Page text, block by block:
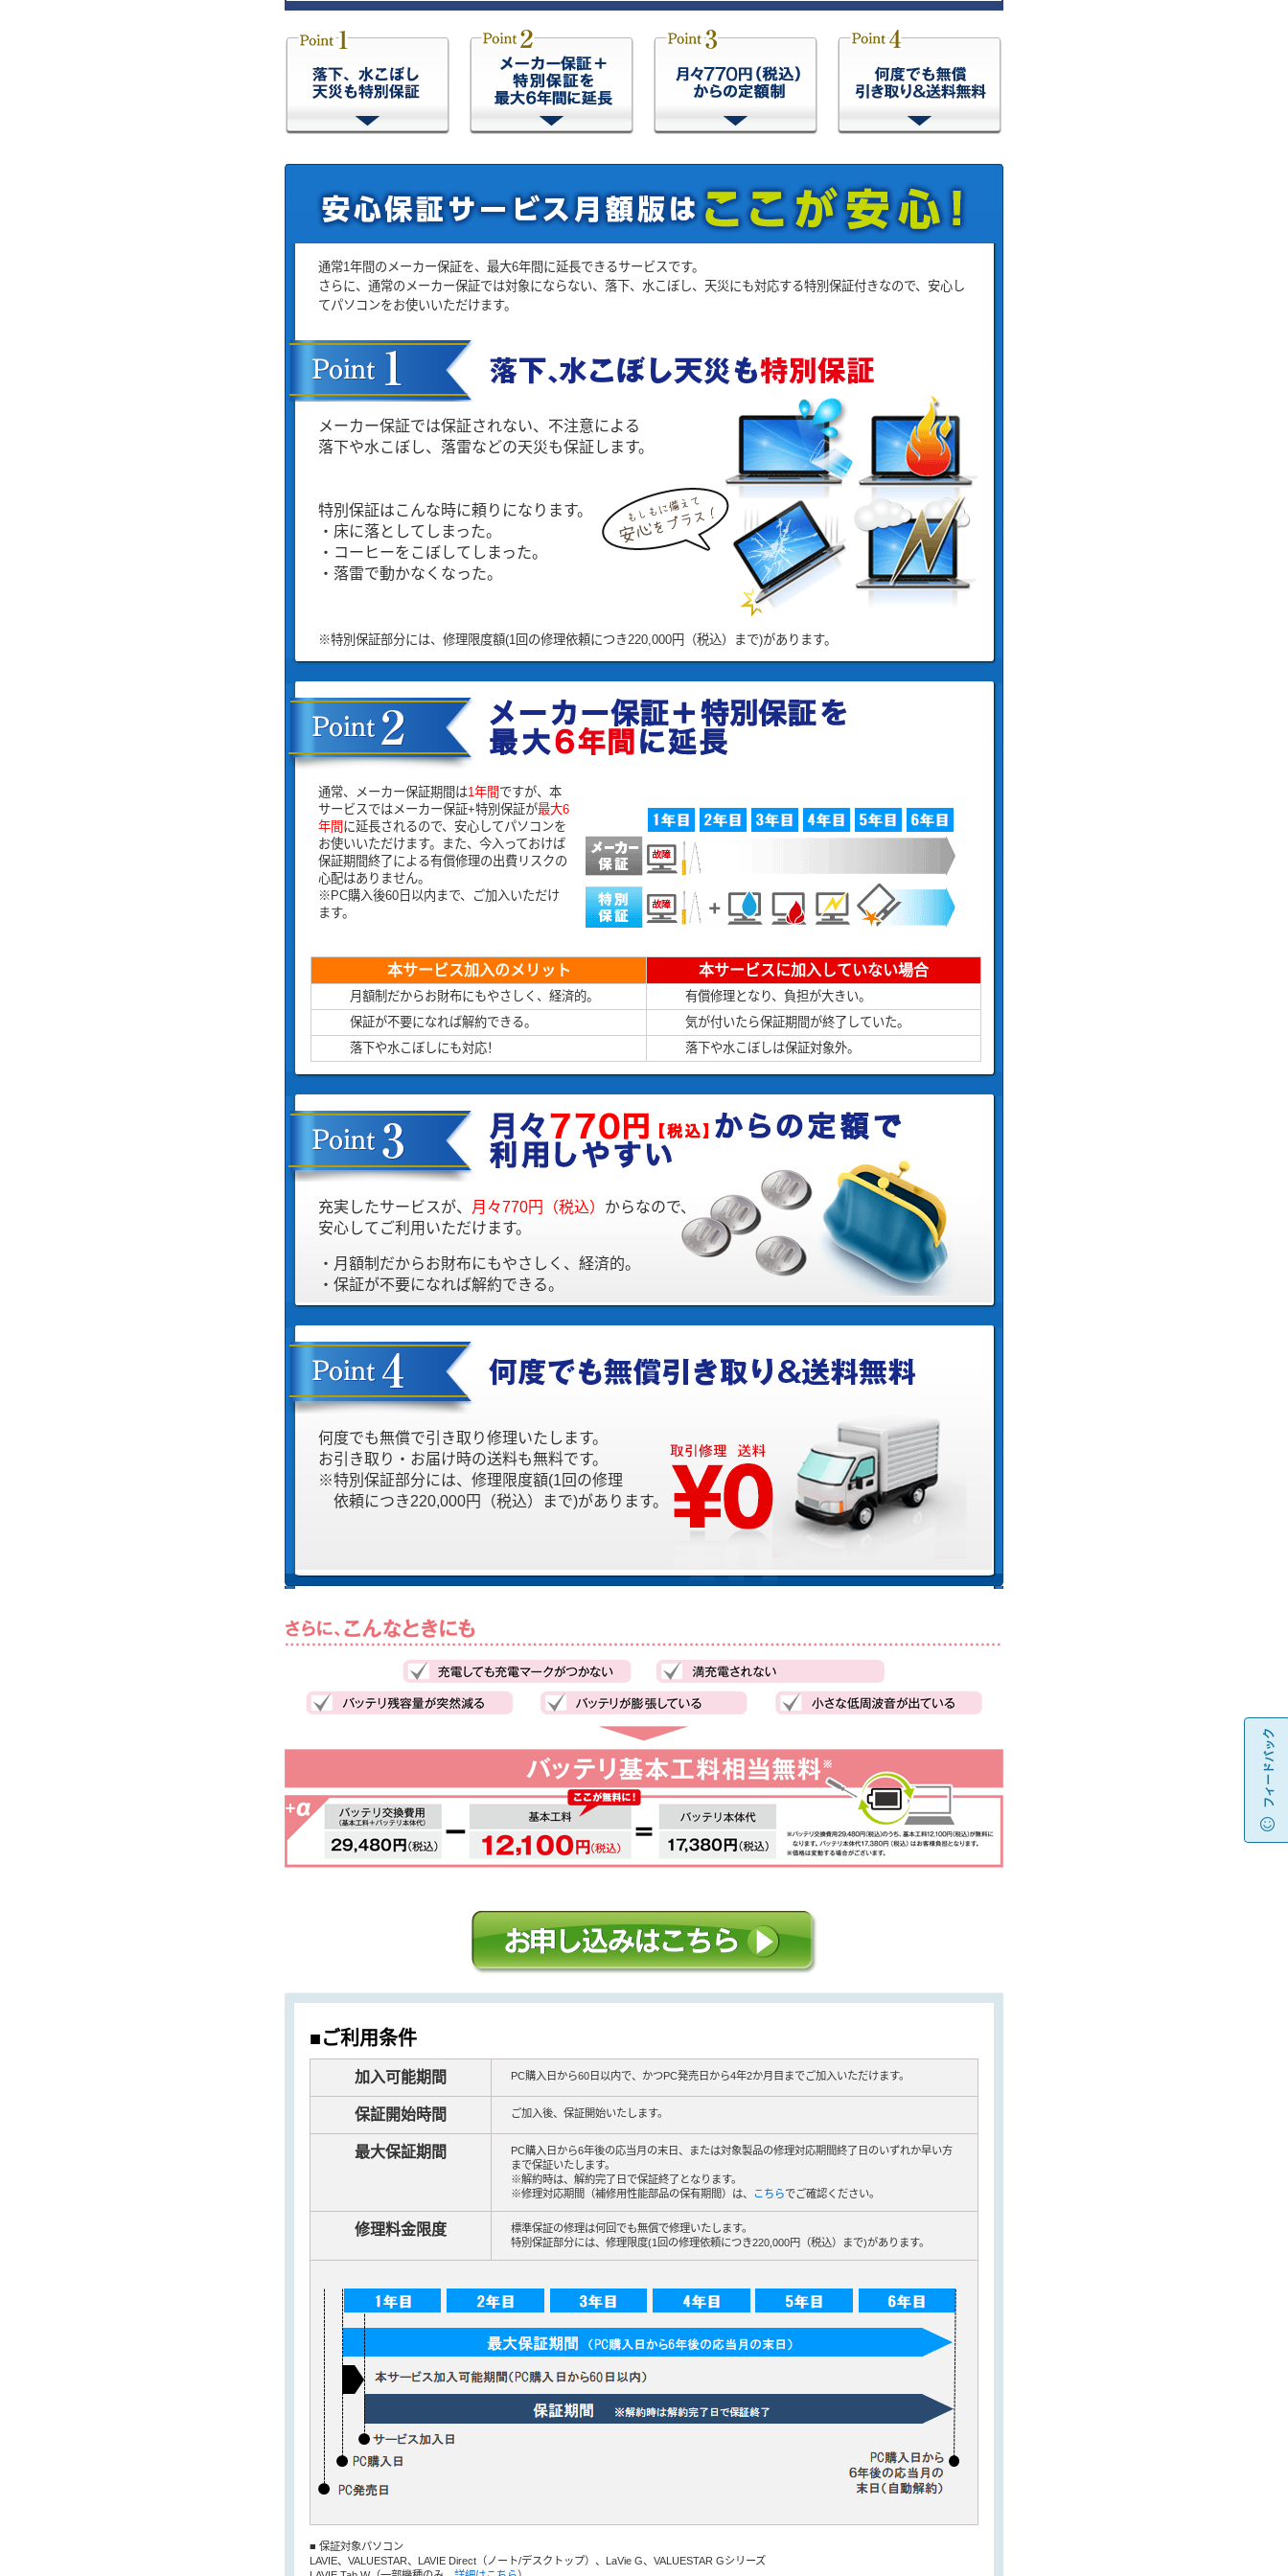
通常1年間のメーカー保証を、最大6年間に延長できるサービスです。
さらに、通常のメーカー保証では対象にならない、落下、水こぼし、天災にも対応する特別保証付きなので、安心し
てパソコンをお使いいただけます。
メーカー保証では保証されない、不注意による
落下や水こぼし、落雷などの天災も保証します。
特別保証はこんな時に頼りになります。
・床に落としてしまった。
・コーヒーをこぼしてしまった。
・落雷で動かなくなった。
※特別保証部分には、修理限度額(1回の修理依頼につき220,000円（税込）まで)があります。
通常、メーカー保証期間は1年間ですが、本
サービスではメーカー保証+特別保証が最大6
年間に延長されるので、安心してパソコンを
お使いいただけます。また、今入っておけば
保証期間終了による有償修理の出費リスクの
心配はありません。
※PC購入後60日以内まで、ご加入いただけ
ます。
本サービス加入のメリット 本サービスに加入していない場合
月額制だからお財布にもやさしく、経済的。
有償修理となり、負担が大きい。
保証が不要になれば解約できる。
気が付いたら保証期間が終了していた。
落下や水こぼしにも対応！
落下や水こぼしは保証対象外。
充実したサービスが、 月々770円（税込） からなので、
安心してご利用いただけます。
・月額制だからお財布にもやさしく、経済的。
・保証が不要になれば解約できる。
何度でも無償で引き取り修理いたします。
お引き取り・お届け時の送料も無料です。
※特別保証部分には、修理限度額(1回の修理
依頼につき220,000円（税込）まで)があります。
■ご利用条件
加入可能期間 PC購入日から60日以内で、かつPC発売日から4年2か月目までご加入いただけます。
保証開始時間 ご加入後、保証開始いたします。
最大保証期間
PC購入日から6年後の応当月の末日、または対象製品の修理対応期間終了日のいずれか早い方
まで保証いたします。
※解約時は、解約完了日で保証終了となります。
※修理対応期間（補修用性能部品の保有期間）は、
こちらでご確認ください。
修理料金限度
標準保証の修理は何回でも無償で修理いたします。
特別保証部分には、修理限度(1回の修理依頼につき220,000円（税込）まで)があります。
■ 保証対象パソコン
LAVIE、VALUESTAR、LAVIE Direct（ノート/デスクトップ）、LaVie G、VALUESTAR Gシリーズ
フィードバック